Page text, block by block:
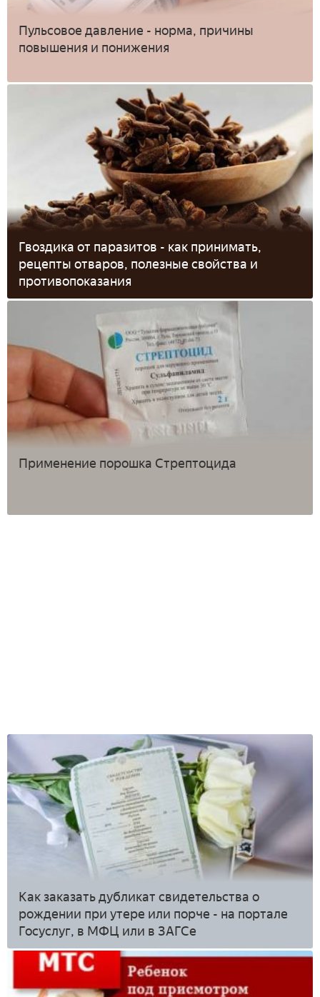
Пульсовое давление - норма, причины
повышения и понижения
Гвоздика от паразитов - как принимать,
рецепты отваров, полезные свойства и
противопоказания
Применение порошка Стрептоцида
Как заказать дубликат свидетельства о
рождении при утере или порче - на портале
Госуслуг, в МФЦ или в ЗАГСе